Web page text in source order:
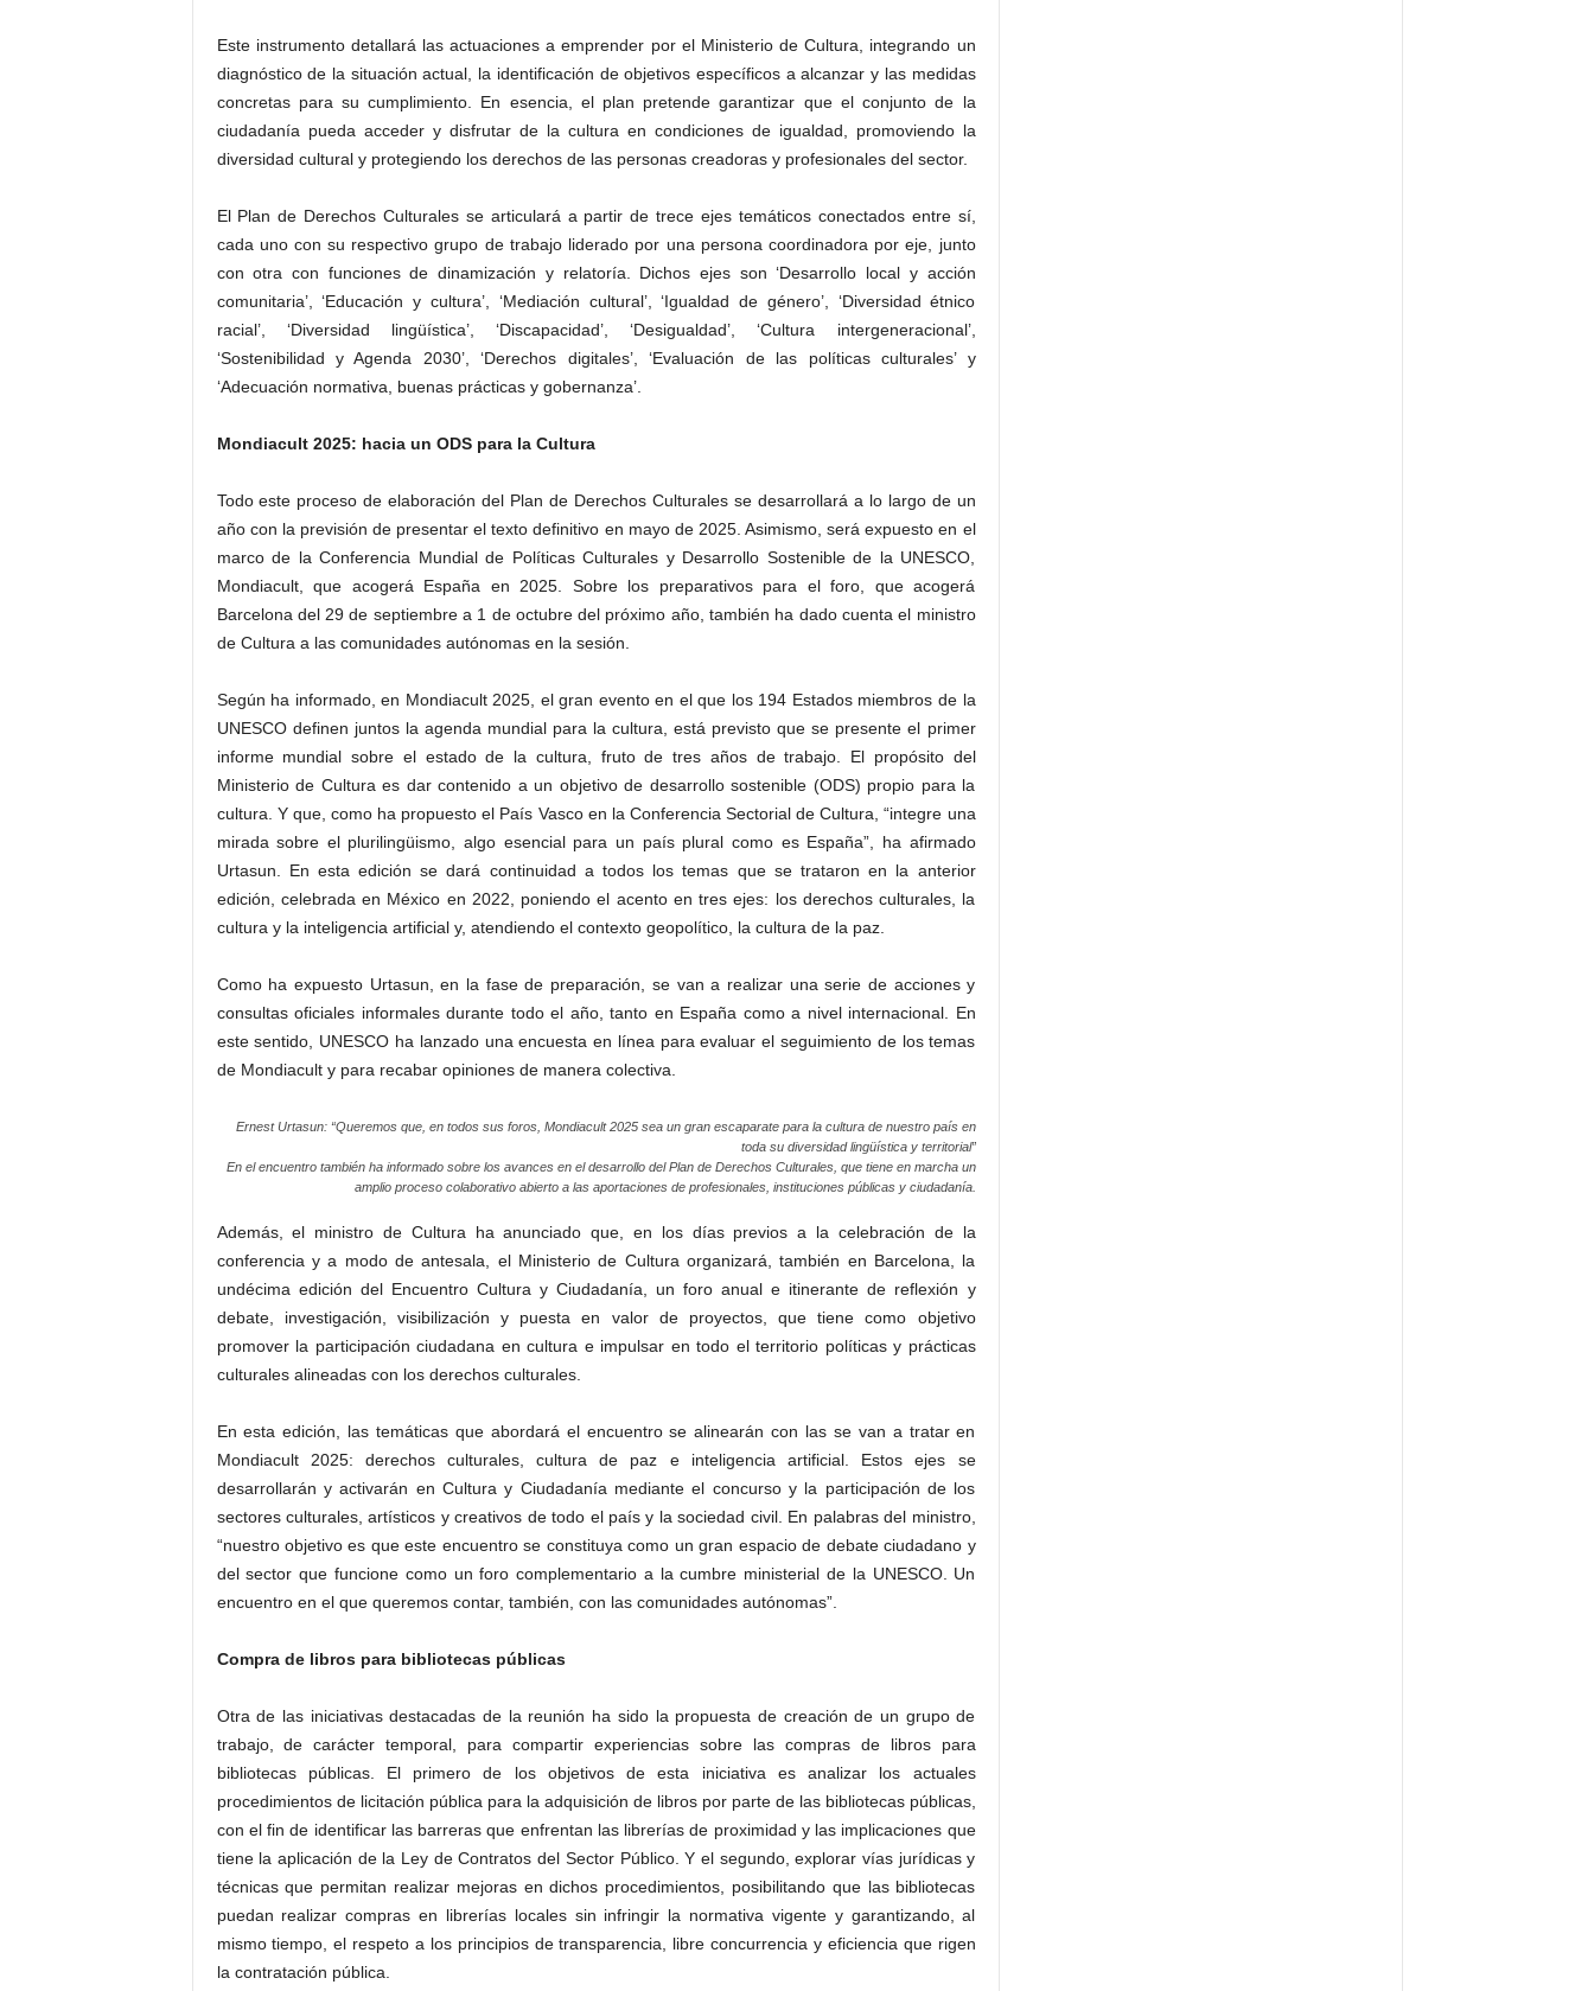
Este instrumento detallará las actuaciones a emprender por el Ministerio de Cultura, integrando un
diagnóstico de la situación actual, la identificación de objetivos específicos a alcanzar y las medidas
concretas para su cumplimiento. En esencia, el plan pretende garantizar que el conjunto de la
ciudadanía pueda acceder y disfrutar de la cultura en condiciones de igualdad, promoviendo la
diversidad cultural y protegiendo los derechos de las personas creadoras y profesionales del sector.
El Plan de Derechos Culturales se articulará a partir de trece ejes temáticos conectados entre sí,
cada uno con su respectivo grupo de trabajo liderado por una persona coordinadora por eje, junto
con otra con funciones de dinamización y relatoría. Dichos ejes son ‘Desarrollo local y acción
comunitaria’, ‘Educación y cultura’, ‘Mediación cultural’, ‘Igualdad de género’, ‘Diversidad étnico
racial’, ‘Diversidad lingüística’, ‘Discapacidad’, ‘Desigualdad’, ‘Cultura intergeneracional’,
‘Sostenibilidad y Agenda 2030’, ‘Derechos digitales’, ‘Evaluación de las políticas culturales’ y
‘Adecuación normativa, buenas prácticas y gobernanza’.
Mondiacult 2025: hacia un ODS para la Cultura
Todo este proceso de elaboración del Plan de Derechos Culturales se desarrollará a lo largo de un
año con la previsión de presentar el texto definitivo en mayo de 2025. Asimismo, será expuesto en el
marco de la Conferencia Mundial de Políticas Culturales y Desarrollo Sostenible de la UNESCO,
Mondiacult, que acogerá España en 2025. Sobre los preparativos para el foro, que acogerá
Barcelona del 29 de septiembre a 1 de octubre del próximo año, también ha dado cuenta el ministro
de Cultura a las comunidades autónomas en la sesión.
Según ha informado, en Mondiacult 2025, el gran evento en el que los 194 Estados miembros de la
UNESCO definen juntos la agenda mundial para la cultura, está previsto que se presente el primer
informe mundial sobre el estado de la cultura, fruto de tres años de trabajo. El propósito del
Ministerio de Cultura es dar contenido a un objetivo de desarrollo sostenible (ODS) propio para la
cultura. Y que, como ha propuesto el País Vasco en la Conferencia Sectorial de Cultura, “integre una
mirada sobre el plurilingüismo, algo esencial para un país plural como es España”, ha afirmado
Urtasun. En esta edición se dará continuidad a todos los temas que se trataron en la anterior
edición, celebrada en México en 2022, poniendo el acento en tres ejes: los derechos culturales, la
cultura y la inteligencia artificial y, atendiendo el contexto geopolítico, la cultura de la paz.
Como ha expuesto Urtasun, en la fase de preparación, se van a realizar una serie de acciones y
consultas oficiales informales durante todo el año, tanto en España como a nivel internacional. En
este sentido, UNESCO ha lanzado una encuesta en línea para evaluar el seguimiento de los temas
de Mondiacult y para recabar opiniones de manera colectiva.
Ernest Urtasun: “Queremos que, en todos sus foros, Mondiacult 2025 sea un gran escaparate para la cultura de nuestro país en
toda su diversidad lingüística y territorial”
En el encuentro también ha informado sobre los avances en el desarrollo del Plan de Derechos Culturales, que tiene en marcha un
amplio proceso colaborativo abierto a las aportaciones de profesionales, instituciones públicas y ciudadanía.
Además, el ministro de Cultura ha anunciado que, en los días previos a la celebración de la
conferencia y a modo de antesala, el Ministerio de Cultura organizará, también en Barcelona, la
undécima edición del Encuentro Cultura y Ciudadanía, un foro anual e itinerante de reflexión y
debate, investigación, visibilización y puesta en valor de proyectos, que tiene como objetivo
promover la participación ciudadana en cultura e impulsar en todo el territorio políticas y prácticas
culturales alineadas con los derechos culturales.
En esta edición, las temáticas que abordará el encuentro se alinearán con las se van a tratar en
Mondiacult 2025: derechos culturales, cultura de paz e inteligencia artificial. Estos ejes se
desarrollarán y activarán en Cultura y Ciudadanía mediante el concurso y la participación de los
sectores culturales, artísticos y creativos de todo el país y la sociedad civil. En palabras del ministro,
“nuestro objetivo es que este encuentro se constituya como un gran espacio de debate ciudadano y
del sector que funcione como un foro complementario a la cumbre ministerial de la UNESCO. Un
encuentro en el que queremos contar, también, con las comunidades autónomas”.
Compra de libros para bibliotecas públicas
Otra de las iniciativas destacadas de la reunión ha sido la propuesta de creación de un grupo de
trabajo, de carácter temporal, para compartir experiencias sobre las compras de libros para
bibliotecas públicas. El primero de los objetivos de esta iniciativa es analizar los actuales
procedimientos de licitación pública para la adquisición de libros por parte de las bibliotecas públicas,
con el fin de identificar las barreras que enfrentan las librerías de proximidad y las implicaciones que
tiene la aplicación de la Ley de Contratos del Sector Público. Y el segundo, explorar vías jurídicas y
técnicas que permitan realizar mejoras en dichos procedimientos, posibilitando que las bibliotecas
puedan realizar compras en librerías locales sin infringir la normativa vigente y garantizando, al
mismo tiempo, el respeto a los principios de transparencia, libre concurrencia y eficiencia que rigen
la contratación pública.